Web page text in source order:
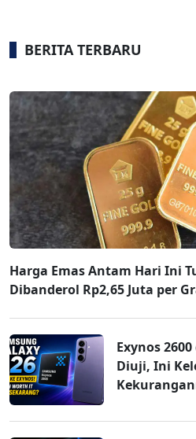
BERITA TERBARU
Harga Emas Antam Hari Ini
Dibanderol Rp2,65 Juta per
Exynos
Diuji, Ini